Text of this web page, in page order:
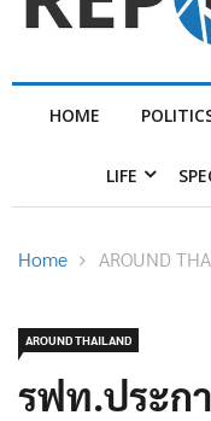
AROUND THAILAND